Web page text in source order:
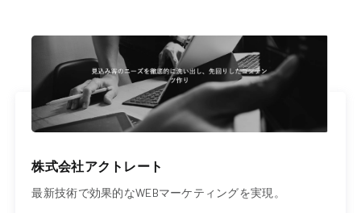
株式会社アクトレート
最新技術で効果的なWEBマーケティングを実現。